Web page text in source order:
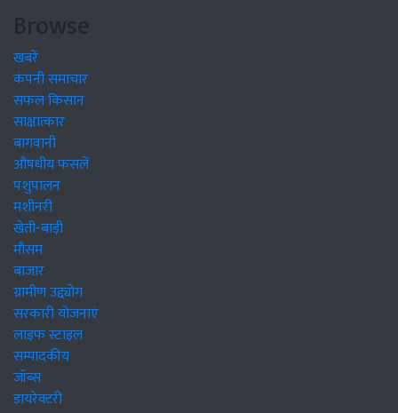
Browse
खबरें
कंपनी समाचार
सफल किसान
साक्षात्कार
बागवानी
औषधीय फसलें
पशुपालन
मशीनरी
खेती-बाड़ी
मौसम
बाजार
ग्रामीण उद्द्योग
सरकारी योजनाएं
लाइफ स्टाइल
सम्पादकीय
जॉब्स
डायरेक्टरी